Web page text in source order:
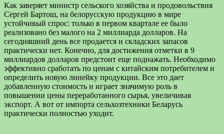
Как заверяет министр сельского хозяйства и продовольствия
Сергей Бартош, на белорусскую продукцию в мире
устойчивый спрос: только в первом квартале ее было
реализовано без малого на 2 миллиарда долларов. На
сегодняшний день все продается и складских запасов
практически нет. Конечно, для достижения отметки в 9
миллиардов долларов предстоит еще поднажать. Необходимо
эффективно сработать по ценам с китайским потребителем и
определить новую линейку продукции. Все это дает
добавленную стоимость и играет значимую роль в
повышении цены переработанного сырья, увеличивая
экспорт. А вот от импорта сельхозтехники Беларусь
практически полностью уходит.